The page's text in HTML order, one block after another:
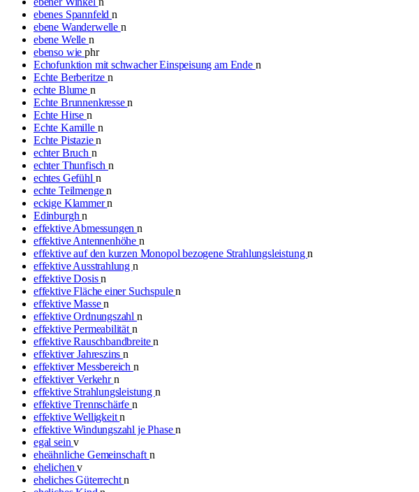
ebenes Spannfeldn
ebene Wanderwelle n
ebene Welle n
ebenso wiephr
Echofunktion mit schwacher Einspeisung am Ende n
Echte Berberitzen
echte Blume n
Echte Brunnenkressen
Echte Hirse n
Echte Kamille n
Echte Pistazien
echter Bruch n
echter Thunfischn
echtes Gefühl n
echte Teilmengen
eckige Klammern
Edinburghn
effektive Abmessungenn
effektive Antennenhöhe n
effektive auf den kurzen Monopol bezogene Strahlungsleistungn
effektive Ausstrahlung n
effektive Dosisn
effektive Fläche einer Suchspulen
effektive Massen
effektive Ordnungszahl n
effektive Permeabilität n
effektive Rauschbandbreiten
effektiver Jahreszinsn
effektiver Messbereich n
effektiver Verkehrn
effektive Strahlungsleistung n
effektive Trennschärfe n
effektive Welligkeitn
effektive Windungszahl je Phasen
egal seinv
eheähnliche Gemeinschaft n
ehelichenv
eheliches Güterrechtn